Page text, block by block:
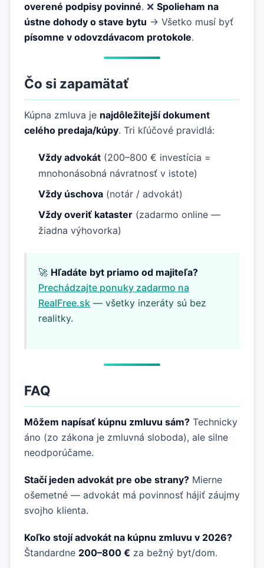
overené podpisy povinné. ❌ Spolieham na
ústne dohody o stave bytu → Všetko musí byť
písomne v odovzdávacom protokole.
Čo si zapamätať
Kúpna zmluva je najdôležitejší dokument
celého predaja/kúpy. Tri kľúčové pravidlá:
Vždy advokát (200–800 € investícia =
mnohonásobná návratnosť v istote)
Vždy úschova (notár / advokát)
Vždy overiť kataster (zadarmo online —
žiadna výhovorka)
🚀 Hľadáte byt priamo od majiteľa?
Prechádzajte ponuky zadarmo na
RealFree.sk — všetky inzeráty sú bez
realitky.
FAQ
Môžem napísať kúpnu zmluvu sám? Technicky
áno (zo zákona je zmluvná sloboda), ale silne
neodporúčame.
Stačí jeden advokát pre obe strany? Mierne
ošemetné — advokát má povinnosť hájiť záujmy
svojho klienta.
Koľko stojí advokát na kúpnu zmluvu v 2026?
Štandardne 200–800 € za bežný byt/dom.